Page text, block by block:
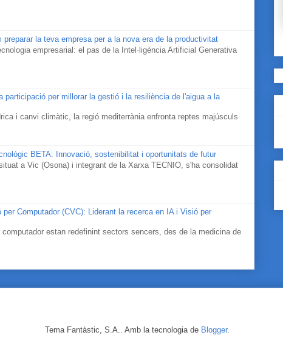
la teva empresa per a la nova era de la productivitat
empresarial: el pas de la Intel·ligència Artificial Generativa
participació per millorar la gestió i la resiliència de l'aigua a la
i canvi climàtic, la regió mediterrània enfronta reptes majúsculs
BETA: Innovació, sostenibilitat i oportunitats de futur
a Vic (Osona) i integrant de la Xarxa TECNIO, s'ha consolidat
Computador (CVC): Liderant la recerca en IA i Visió per
estan redefinint sectors sencers, des de la medicina de
Tema Fantàstic, S.A.. Amb la tecnologia de Blogger.